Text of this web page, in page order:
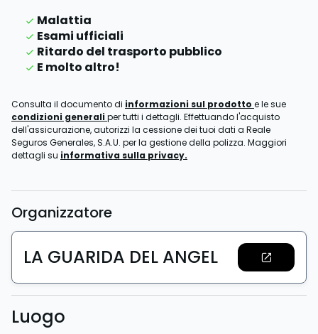
Malattia
Esami ufficiali
Ritardo del trasporto pubblico
E molto altro!
Consulta il documento di informazioni sul prodotto e le sue
condizioni generali per tutti i dettagli. Effettuando l'acquisto
dell'assicurazione, autorizzi la cessione dei tuoi dati a Reale
Seguros Generales, S.A.U. per la gestione della polizza. Maggiori
dettagli su informativa sulla privacy.
Organizzatore
LA GUARIDA DEL ANGEL
Luogo